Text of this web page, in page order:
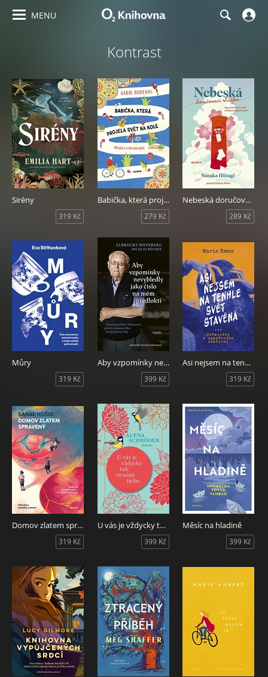
MENU
Kontrast
Sirény
319 Kč
Babička, která projela svět na kole
279 Kč
Nebeská doručovací služba
289 Kč
Můry
319 Kč
Aby vzpomínky nevybledly jako číslo na mém předloktí
399 Kč
Asi nejsem na tenhle svět stavěná
319 Kč
Domov zlatem spravený
319 Kč
U vás je vždycky tak strašně ticho
399 Kč
Měsíc na hladině
399 Kč